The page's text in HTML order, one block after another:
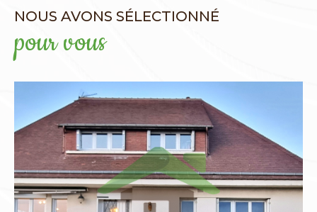
NOUS AVONS SÉLECTIONNÉ
pour vous